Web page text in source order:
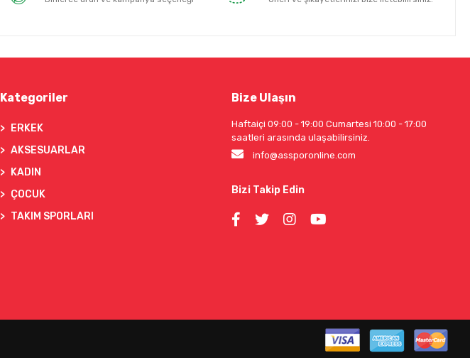
Kategoriler
ERKEK
AKSESUARLAR
KADIN
ÇOCUK
TAKIM SPORLARI
Bize Ulaşın
Haftaiçi 09:00 - 19:00 Cumartesi 10:00 - 17:00
saatleri arasında ulaşabilirsiniz.
info@assporonline.com
Bizi Takip Edin